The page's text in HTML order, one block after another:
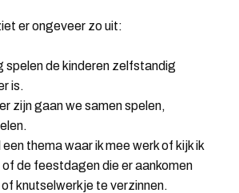
er ongeveer zo uit:
spelen de kinderen zelfstandig
is.
zijn gaan we samen spelen,
thema waar ik mee werk of kijk ik
de feestdagen die er aankomen
knutselwerkje te verzinnen.